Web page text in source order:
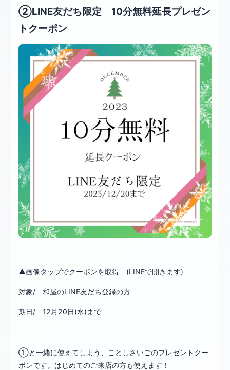
②LINE友だち限定 10分無料延長プレゼン
トクーポン
▲画像タップでクーポンを取得 (LINEで開きます)
対象/ 和屋のLINE友だち登録の方
期日/ 12月20日(水)まで
①と一緒に使えてしまう、ことしさいごのプレゼントクー
ポンです。はじめてのご来店の方も使えます！